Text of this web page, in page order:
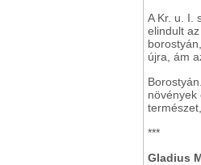
A Kr. u. I.
elindult
újra, ám
növények
***
Gladius